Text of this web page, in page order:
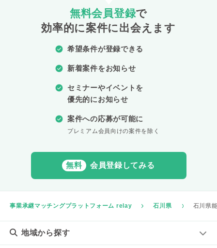
無料会員登録で
効率的に案件に出会えます
希望条件が登録できる
新着案件をお知らせ
セミナーやイベントを
優先的にお知らせ
案件への応募が可能に
プレミアム会員向けの案件を除く
無料 会員登録してみる
事業承継マッチングプラットフォーム relay 石川県 石川県
地域から探す